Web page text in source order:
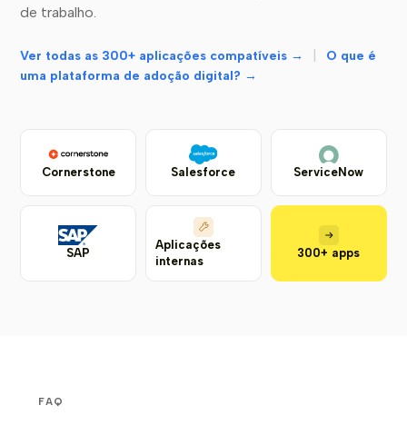
de trabalho.
Ver todas as 300+ aplicações compatíveis →
O que é
uma plataforma de adoção digital? →
Cornerstone Salesforce ServiceNow
SAP
Aplicações
internas
300+ apps
FAQ